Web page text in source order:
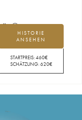
HISTORIE
ANSEHEN
STARTPREIS:460€
SCHÄTZUNG:620€